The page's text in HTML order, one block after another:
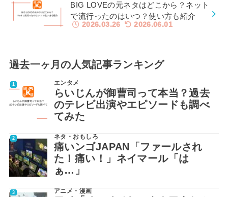
BIG LOVEの元ネタはどこから？ネット
で流行ったのはいつ？使い方も紹介
2026.03.26 2026.06.01
過去一ヶ月の人気記事ランキング
エンタメ
らいじんが御曹司って本当？過去
のテレビ出演やエピソードも調べ
てみた
ネタ・おもしろ
痛いンゴJAPAN「ファールされ
た！痛い！」ネイマール「は
ぁ…」
アニメ・漫画